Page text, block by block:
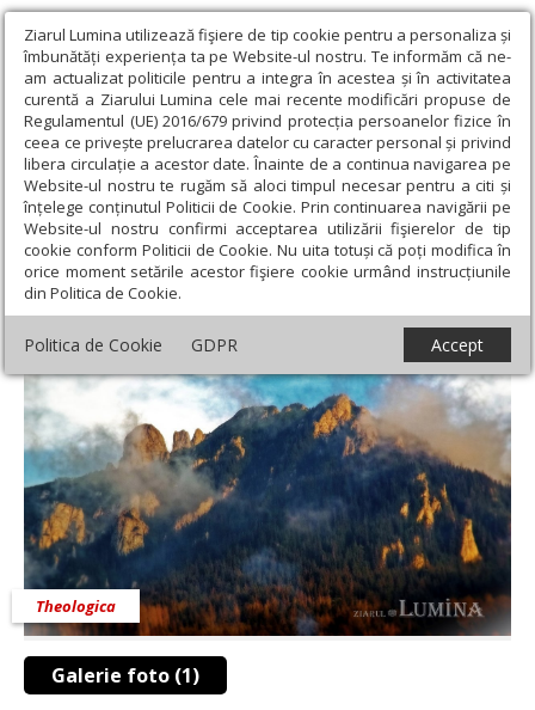
Ziarul Lumina utilizează fişiere de tip cookie pentru a personaliza și
îmbunătăți experiența ta pe Website-ul nostru. Te informăm că ne-
am actualizat politicile pentru a integra în acestea și în activitatea
curentă a Ziarului Lumina cele mai recente modificări propuse de
Regulamentul (UE) 2016/679 privind protecția persoanelor fizice în
ceea ce privește prelucrarea datelor cu caracter personal și privind
libera circulație a acestor date. Înainte de a continua navigarea pe
Website-ul nostru te rugăm să aloci timpul necesar pentru a citi și
înțelege conținutul Politicii de Cookie. Prin continuarea navigării pe
Website-ul nostru confirmi acceptarea utilizării fişierelor de tip
cookie conform Politicii de Cookie. Nu uita totuși că poți modifica în
orice moment setările acestor fişiere cookie urmând instrucțiunile
din Politica de Cookie.
Politica de Cookie GDPR Accept
Ziarul Lumina › Teologie și spiritualitate › Theologica ›
Libertatea divină
Libertatea divină
Galerie foto (1)
Theologica